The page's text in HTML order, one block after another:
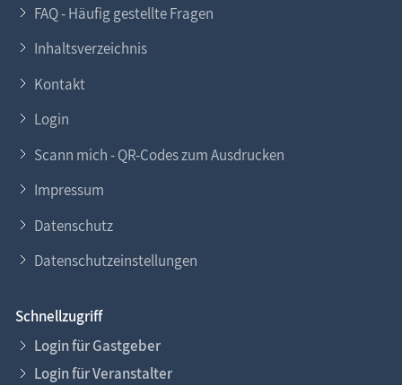
FAQ - Häufig gestellte Fragen
Inhaltsverzeichnis
Kontakt
Login
Scann mich - QR-Codes zum Ausdrucken
Impressum
Datenschutz
Datenschutzeinstellungen
Schnellzugriff
Login für Gastgeber
Login für Veranstalter